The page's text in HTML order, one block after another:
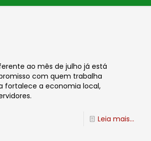
ao mês de julho já está
com quem trabalha
fortalece a economia local,
Leia mais...